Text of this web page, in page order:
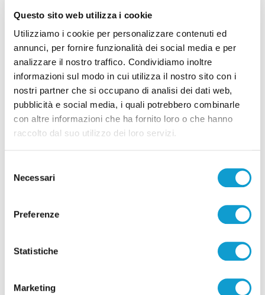
Questo sito web utilizza i cookie
Utilizziamo i cookie per personalizzare contenuti ed
annunci, per fornire funzionalità dei social media e per
analizzare il nostro traffico. Condividiamo inoltre
informazioni sul modo in cui utilizza il nostro sito con i
nostri partner che si occupano di analisi dei dati web,
pubblicità e social media, i quali potrebbero combinarle
con altre informazioni che ha fornito loro o che hanno
raccolto dal suo utilizzo dei loro servizi.
delNecessari
Preferenze
Statistiche
Marketing
Calcio Serie C - Bongelli lascia la Samb e passa
alla Triestina
di Pierluigi Dorotei